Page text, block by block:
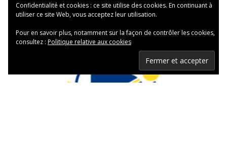
Confidentialité et cookies : ce site utilise des cookies. En continuant à
utiliser ce site Web, vous acceptez leur utilisation.
Pour en savoir plus, notamment sur la façon de contrôler les cookies,
consultez : Politique relative aux cookies